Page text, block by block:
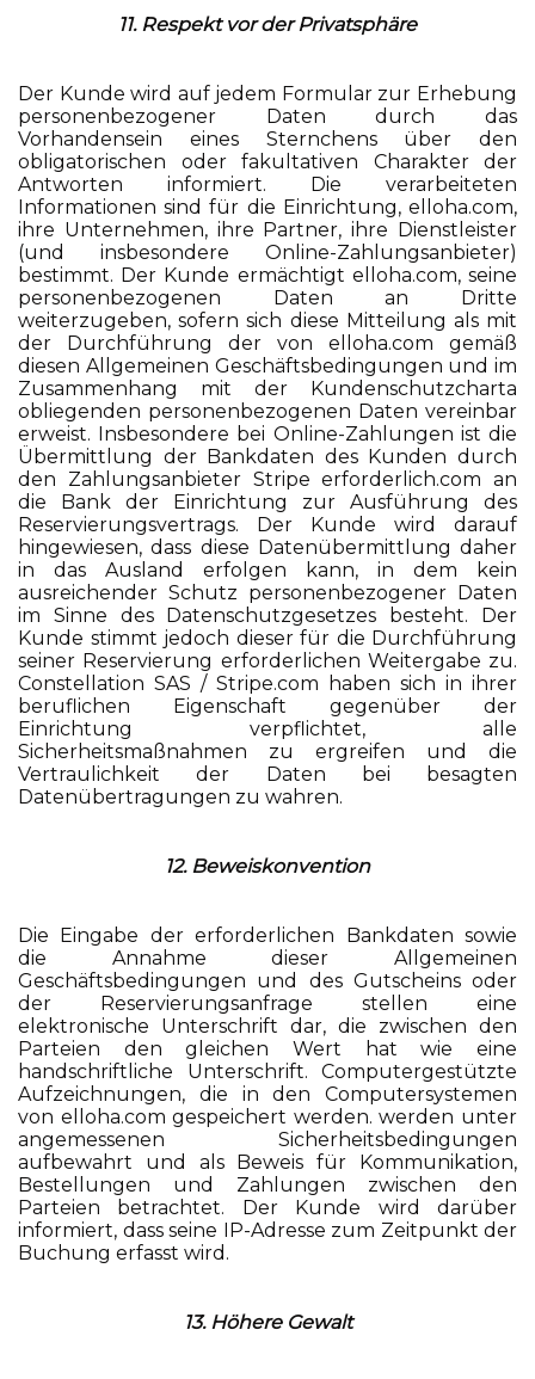
11. Respekt vor der Privatsphäre
Der Kunde wird auf jedem Formular zur Erhebung
personenbezogener Daten durch das
Vorhandensein eines Sternchens über den
obligatorischen oder fakultativen Charakter der
Antworten informiert. Die verarbeiteten
Informationen sind für die Einrichtung, elloha.com,
ihre Unternehmen, ihre Partner, ihre Dienstleister
(und insbesondere Online-Zahlungsanbieter)
bestimmt. Der Kunde ermächtigt elloha.com, seine
personenbezogenen Daten an Dritte
weiterzugeben, sofern sich diese Mitteilung als mit
der Durchführung der von elloha.com gemäß
diesen Allgemeinen Geschäftsbedingungen und im
Zusammenhang mit der Kundenschutzcharta
obliegenden personenbezogenen Daten vereinbar
erweist. Insbesondere bei Online-Zahlungen ist die
Übermittlung der Bankdaten des Kunden durch
den Zahlungsanbieter Stripe erforderlich.com an
die Bank der Einrichtung zur Ausführung des
Reservierungsvertrags. Der Kunde wird darauf
hingewiesen, dass diese Datenübermittlung daher
in das Ausland erfolgen kann, in dem kein
ausreichender Schutz personenbezogener Daten
im Sinne des Datenschutzgesetzes besteht. Der
Kunde stimmt jedoch dieser für die Durchführung
seiner Reservierung erforderlichen Weitergabe zu.
Constellation SAS / Stripe.com haben sich in ihrer
beruflichen Eigenschaft gegenüber der
Einrichtung verpflichtet, alle
Sicherheitsmaßnahmen zu ergreifen und die
Vertraulichkeit der Daten bei besagten
Datenübertragungen zu wahren.
12. Beweiskonvention
Die Eingabe der erforderlichen Bankdaten sowie
die Annahme dieser Allgemeinen
Geschäftsbedingungen und des Gutscheins oder
der Reservierungsanfrage stellen eine
elektronische Unterschrift dar, die zwischen den
Parteien den gleichen Wert hat wie eine
handschriftliche Unterschrift. Computergestützte
Aufzeichnungen, die in den Computersystemen
von elloha.com gespeichert werden. werden unter
angemessenen Sicherheitsbedingungen
aufbewahrt und als Beweis für Kommunikation,
Bestellungen und Zahlungen zwischen den
Parteien betrachtet. Der Kunde wird darüber
informiert, dass seine IP-Adresse zum Zeitpunkt der
Buchung erfasst wird.
13. Höhere Gewalt